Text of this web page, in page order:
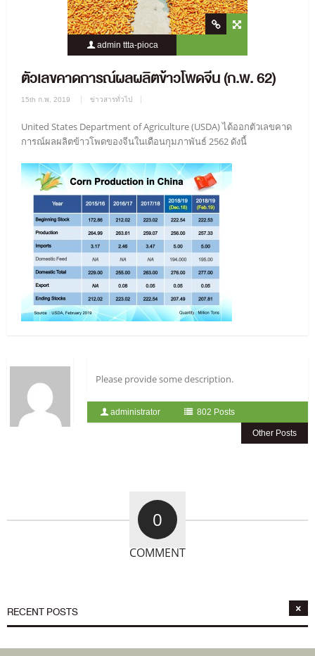
admin ttta-pioca
ตัวเลขคาดการณ์ผลผลิตข้าวโพดจีน (ก.พ. 62)
15th ก.พ. 2019 ข่าวสารทั่วไป
United States Department of Agriculture (USDA) ได้ออกตัวเลขคาด
การณ์ผลผลิตข้าวโพดของจีนในเดือนกุมภาพันธ์ 2562 ดังนี้
Please provide some description.
administrator 802 Posts
Other Posts
0
COMMENT
RECENT POSTS